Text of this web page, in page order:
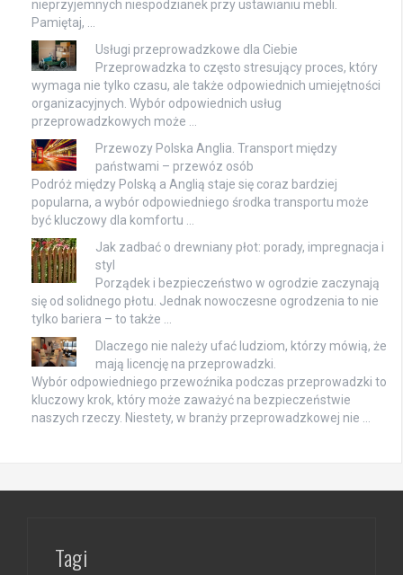
nieprzyjemnych niespodzianek przy ustawianiu mebli.
Pamiętaj, …
Usługi przeprowadzkowe dla Ciebie
Przeprowadzka to często stresujący proces, który
wymaga nie tylko czasu, ale także odpowiednich umiejętności
organizacyjnych. Wybór odpowiednich usług
przeprowadzkowych może …
Przewozy Polska Anglia. Transport między
państwami – przewóz osób
Podróż między Polską a Anglią staje się coraz bardziej
popularna, a wybór odpowiedniego środka transportu może
być kluczowy dla komfortu …
Jak zadbać o drewniany płot: porady, impregnacja i
styl
Porządek i bezpieczeństwo w ogrodzie zaczynają
się od solidnego płotu. Jednak nowoczesne ogrodzenia to nie
tylko bariera – to także …
Dlaczego nie należy ufać ludziom, którzy mówią, że
mają licencję na przeprowadzki.
Wybór odpowiedniego przewoźnika podczas przeprowadzki to
kluczowy krok, który może zaważyć na bezpieczeństwie
naszych rzeczy. Niestety, w branży przeprowadzkowej nie …
Tagi